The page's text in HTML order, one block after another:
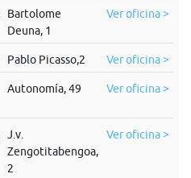
Bartolome
Deuna, 1
Ver oficina >
Pablo Picasso,2 Ver oficina >
Autonomía, 49 Ver oficina >
J.v.
Zengotitabengoa,
2
Ver oficina >